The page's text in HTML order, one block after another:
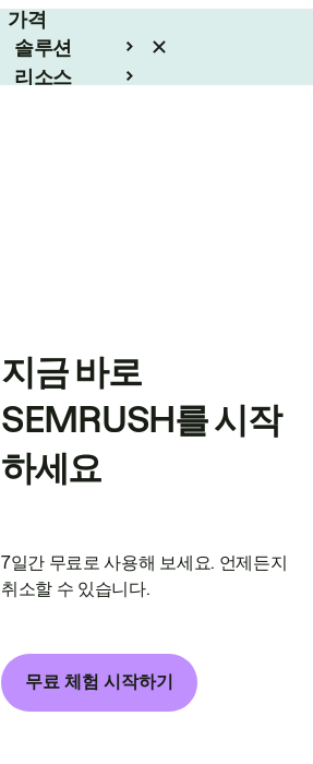
가격
솔루션
리소스
지금 바로
SEMRUSH를 시작
하세요
7일간 무료로 사용해 보세요. 언제든지
취소할 수 있습니다.
무료 체험 시작하기